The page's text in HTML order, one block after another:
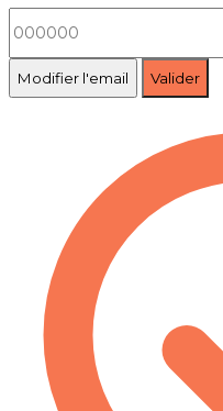
Modifier l'email Valider